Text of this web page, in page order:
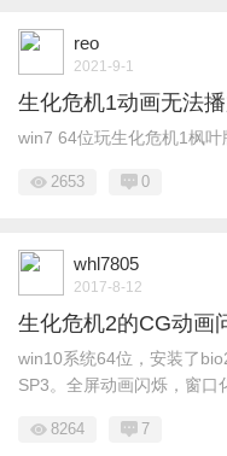
reo
2021-9-1
生化危机1动画无法
win7 64位玩生化危机1枫
2653 0
whl7805
2017-8-12
生化危机2的CG动画
win10系统64位，安装了
SP3。全屏动画闪烁，窗口
8264 7